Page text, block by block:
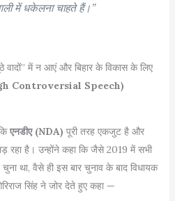
में धकेलना चाहते हैं।”
में न आएं और बिहार के विकास के लिए
Controversial Speech)
एनडीए (NDA) पूरी तरह एकजुट है और
रहा है। उन्होंने कहा कि जैसे 2019 में सभी
था, वैसे ही इस बार चुनाव के बाद विधायक
सिंह ने जोर देते हुए कहा —